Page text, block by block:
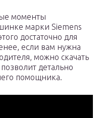
моменты
марки Siemens
достаточно для
если вам нужна
можно скачать
детально
помощника.